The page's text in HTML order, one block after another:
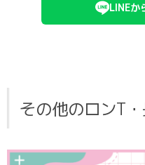
LINEか
その他のロンT